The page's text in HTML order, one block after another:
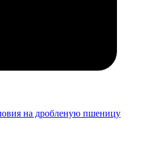
на дробленую пшеницу